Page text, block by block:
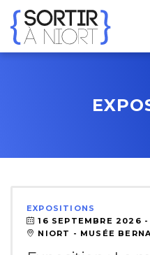
contenu
EXPOSITIONS
16 SEPTEMBRE 2026 -
NIORT - MUSÉE